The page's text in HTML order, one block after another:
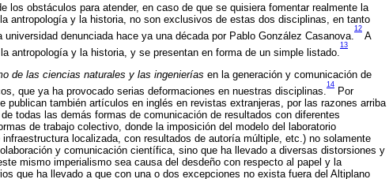
los obstáculos para atender, en caso de que se quisiera fomentar realmente la
antropología y la historia, no son exclusivos de estas dos disciplinas, en tanto
denunciada hace ya una década por Pablo González Casanova.
12
A
antropología y la historia, y se presentan en forma de un simple listado.
13
de las ciencias naturales y las ingenierías en la generación y comunicación de
que ya ha provocado serias deformaciones en nuestras disciplinas.
14
Por
publican también artículos en inglés en revistas extranjeras, por las razones arriba
todas las demás formas de comunicación de resultados con diferentes
de trabajo colectivo, donde la imposición del modelo del laboratorio
localizada, con resultados de autoría múltiple, etc.) no solamente
y comunicación científica, sino que ha llevado a diversas distorsiones y
mismo imperialismo sea causa del desdeño con respecto al papel y la
que ha llevado a que con una o dos excepciones no exista fuera del Altiplano